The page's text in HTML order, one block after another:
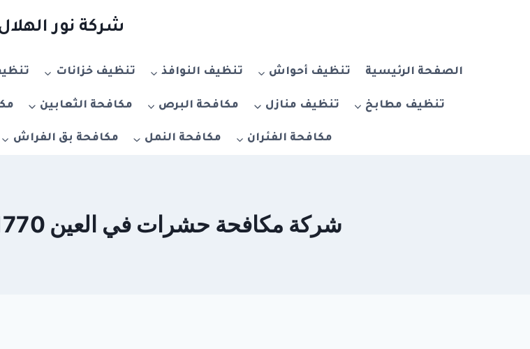
شركة نور
الصفحة الرئيسية تنظيف أحواش تنظيف النوافذ تنظيف خزانات
تنظيف مطابخ تنظيف منازل مكافحة البرص مكافحة الثعابين
مكافحة الفئران مكافحة النمل مكافحة بق الفراش
شركة مكافحة حشرات في العين 0555241770 – خصم 20%